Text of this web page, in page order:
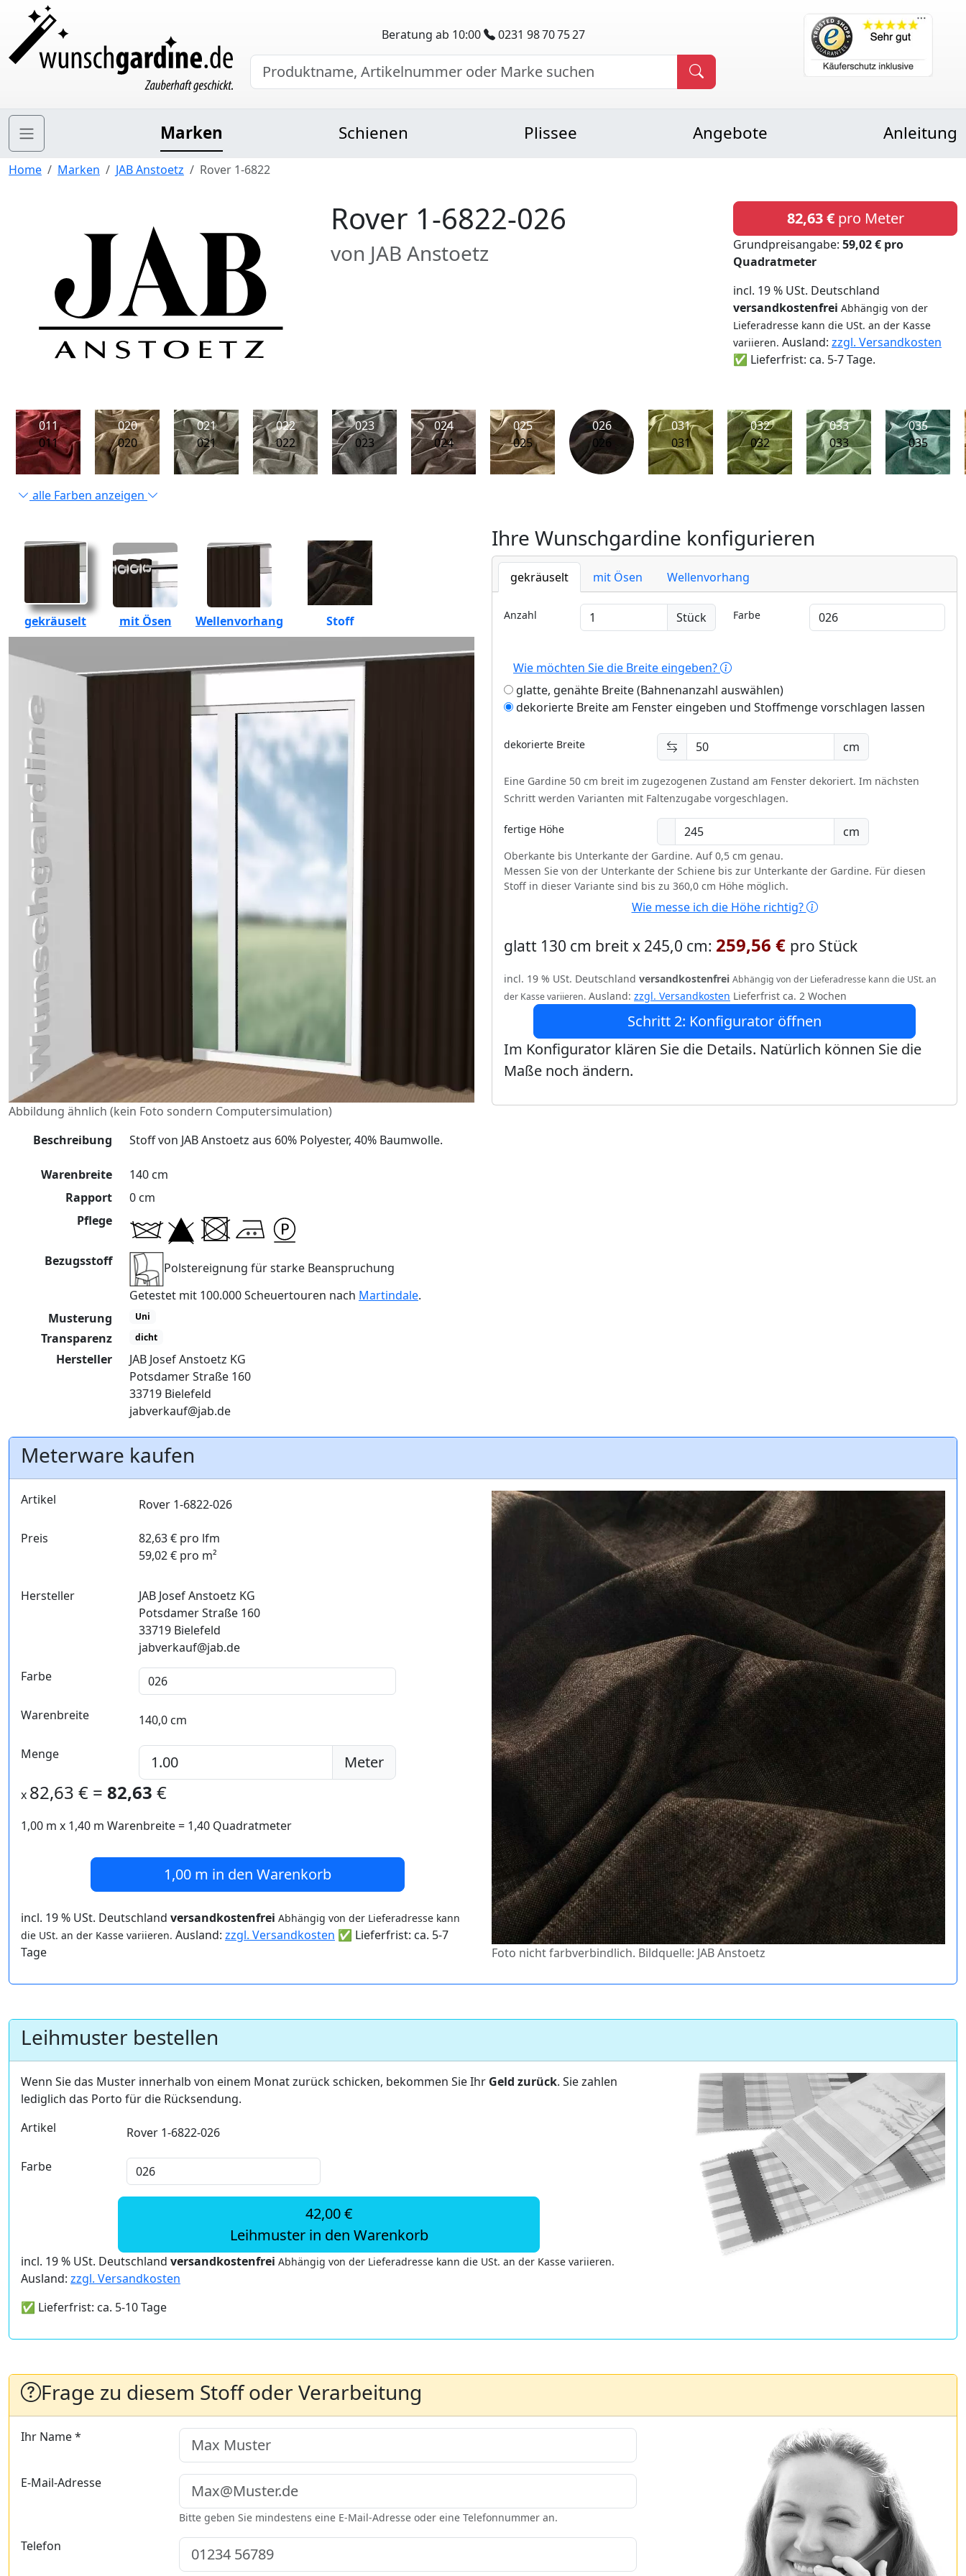
Beratung ab 10:00 0231 98 70 75 27
Marken Schienen Plissee Angebote Anleitung
Home Marken JAB Anstoetz Rover 1-6822
Rover 1-6822-026
von JAB Anstoetz
82,63 €pro Meter
Grundpreisangabe: 59,02 € pro
Quadratmeter
incl. 19 % USt. Deutschland
versandkostenfrei Abhängig von der
Lieferadresse kann die USt. an der Kasse
variieren. Ausland: zzgl. Versandkosten
✅ Lieferfrist: ca. 5-7 Tage.
011
011
020
020
021
021
022
022
023
023
024
024
025
025
026
026
031
031
032
032
033
033
035
035
alle Farben anzeigen
gekräuselt mit Ösen Wellenvorhang Stoff
Abbildung ähnlich (kein Foto sondern Computersimulation)
Beschreibung
Stoff von JAB Anstoetz aus 60% Polyester, 40% Baumwolle.
Warenbreite
140 cm
Rapport
0 cm
Pflege
Bezugsstoff
Polstereignung für starke Beanspruchung
Getestet mit 100.000 Scheuertouren nach Martindale.
Musterung
Uni
Transparenz dicht
Hersteller
JAB Josef Anstoetz KG
Potsdamer Straße 160
33719 Bielefeld
jabverkauf@jab.de
Ihre Wunschgardine konfigurieren
gekräuselt mit Ösen Wellenvorhang
Anzahl Stück Farbe
Wie möchten Sie die Breite eingeben?
glatte, genähte Breite (Bahnenanzahl auswählen)
dekorierte Breite am Fenster eingeben und Stoffmenge vorschlagen lassen
dekorierte Breite cm
Eine Gardine 50 cm breit im zugezogenen Zustand am Fenster dekoriert. Im nächsten
Schritt werden Varianten mit Faltenzugabe vorgeschlagen.
fertige Höhe cm
Oberkante bis Unterkante der Gardine. Auf 0,5 cm genau.
Messen Sie von der Unterkante der Schiene bis zur Unterkante der Gardine. Für diesen
Stoff in dieser Variante sind bis zu 360,0 cm Höhe möglich.
Wie messe ich die Höhe richtig?
glatt 130 cm breit x 245,0 cm: 259,56 € pro Stück
incl. 19 % USt. Deutschland versandkostenfrei Abhängig von der Lieferadresse kann die USt. an
der Kasse variieren. Ausland: zzgl. Versandkosten Lieferfrist ca. 2 Wochen
Schritt 2: Konfigurator öffnen
Im Konfigurator klären Sie die Details. Natürlich können Sie die
Maße noch ändern.
Meterware kaufen
Artikel Rover 1-6822-026
Preis
82,63 € pro lfm
59,02 € pro m²
Hersteller
JAB Josef Anstoetz KG
Potsdamer Straße 160
33719 Bielefeld
jabverkauf@jab.de
Farbe
Warenbreite 140,0 cm
Menge Meter
x 82,63 € = 82,63 €
1,00 m x 1,40 m Warenbreite = 1,40 Quadratmeter
1,00 m in den Warenkorb
incl. 19 % USt. Deutschland versandkostenfrei Abhängig von der Lieferadresse kann
die USt. an der Kasse variieren. Ausland: zzgl. Versandkosten ✅ Lieferfrist: ca. 5-7
Tage
Foto nicht farbverbindlich. Bildquelle: JAB Anstoetz
Leihmuster bestellen
Wenn Sie das Muster innerhalb von einem Monat zurück schicken, bekommen Sie Ihr Geld zurück. Sie zahlen
lediglich das Porto für die Rücksendung.
Artikel
Rover 1-6822-026
Farbe
42,00 €
Leihmuster in den Warenkorb
incl. 19 % USt. Deutschland versandkostenfrei Abhängig von der Lieferadresse kann die USt. an der Kasse variieren.
Ausland: zzgl. Versandkosten
✅ Lieferfrist: ca. 5-10 Tage
Frage zu diesem Stoff oder Verarbeitung
Ihr Name *
E-Mail-Adresse
Bitte geben Sie mindestens eine E-Mail-Adresse oder eine Telefonnummer an.
Telefon